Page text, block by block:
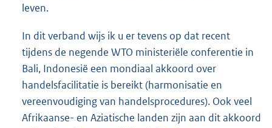
leven.
In dit verband wijs ik u er tevens op dat recent
tijdens de negende WTO ministeriële conferentie in
Bali, Indonesië een mondiaal akkoord over
handelsfacilitatie is bereikt (harmonisatie en
vereenvoudiging van handelsprocedures). Ook veel
Afrikaanse- en Aziatische landen zijn aan dit akkoord